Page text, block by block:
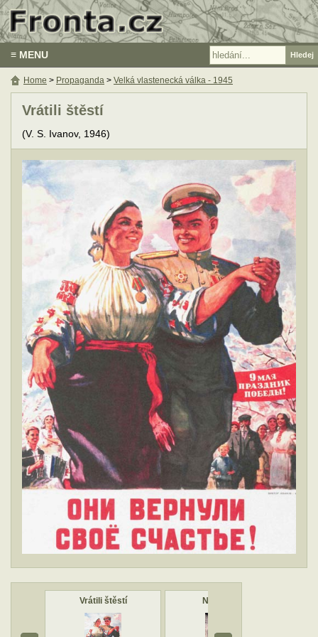
≡ MENU
Vrátili štěstí
(V. S. Ivanov, 1946)
Vrátili štěstí Nový dům
Home > Propaganda > Velká vlastenecká válka - 1945